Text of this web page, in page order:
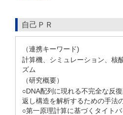
自己ＰＲ
（連携キーワード)
計算機、シミュレーション、核
ズム
（研究概要）
○DNA配列に現れる不完全な反
返し構造を解析するための手法
○第一原理計算に基づくタイト